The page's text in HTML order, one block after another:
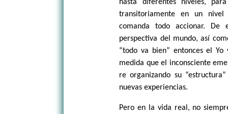
hasta diferentes niveles,
transitoriamente en un nivel
comanda todo accionar. De
perspectiva del mundo, así
“todo va bien” entonces el
medida que el inconsciente
re organizando su
nuevas experiencias.
Pero en la vida real, no